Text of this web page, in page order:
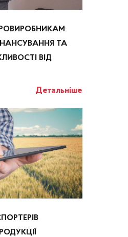
ТА
ВІД
Детальніше